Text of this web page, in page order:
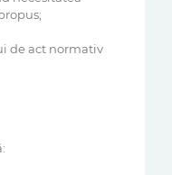
de act normativ